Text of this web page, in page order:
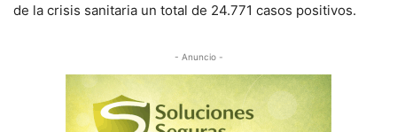
de la crisis sanitaria un total de 24.771 casos positivos.
- Anuncio -